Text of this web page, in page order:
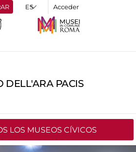
Acceder
DELL'ARA PACIS
LOS MUSEOS CÍVICOS